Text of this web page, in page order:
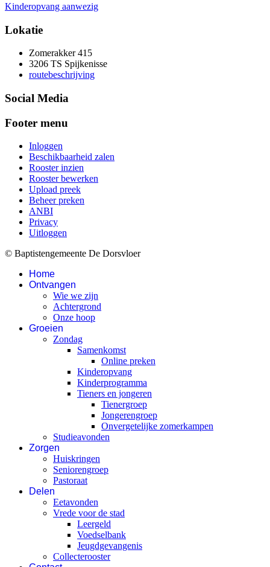
Kinderopvang aanwezig
Lokatie
Zomerakker 415
3206 TS Spijkenisse
routebeschrijving
Social Media
Footer menu
Inloggen
Beschikbaarheid zalen
Rooster inzien
Rooster bewerken
Upload preek
Beheer preken
ANBI
Privacy
Uitloggen
© Baptistengemeente De Dorsvloer
Home
Ontvangen
Wie we zijn
Achtergrond
Onze hoop
Groeien
Zondag
Samenkomst
Online preken
Kinderopvang
Kinderprogramma
Tieners en jongeren
Tienergroep
Jongerengroep
Onvergetelijke zomerkampen
Studieavonden
Zorgen
Huiskringen
Seniorengroep
Pastoraat
Delen
Eetavonden
Vrede voor de stad
Leergeld
Voedselbank
Jeugdgevangenis
Collecterooster